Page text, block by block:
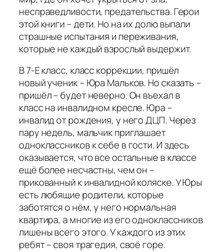
несправедливости, предательства. Герои
этой книги – дети. Но на их долю выпали
страшные испытания и переживания,
которые не каждый взрослый выдержит.
В 7-Е класс, класс коррекции, пришёл
новый ученик – Юра Мальков. Но сказать –
пришёл – будет неверно. Он въехал в
класс на инвалидном кресле. Юра –
инвалид от рождения, у него ДЦП. Через
пару недель, мальчик приглашает
одноклассников к себе в гости. И здесь
оказывается, что все остальные в классе
ещё более несчастны, чем он –
прикованный к инвалидной коляске. У Юры
есть любящие родители, которые
заботятся о нём, у него нормальная
квартира, а многие из его одноклассников
лишены всего этого. У каждого из этих
ребят – своя трагедия, своё горе.